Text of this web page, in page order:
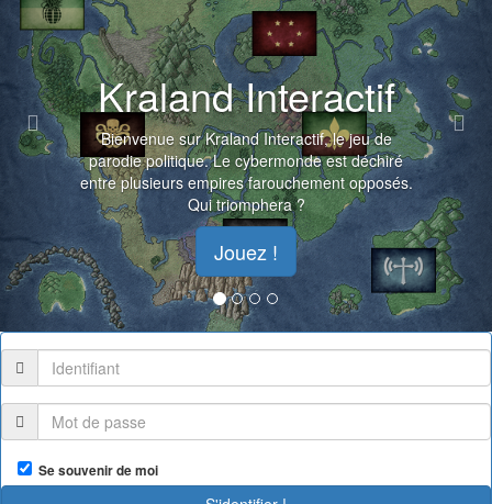
Kraland Interactif
Bienvenue sur Kraland Interactif, le jeu de
parodie politique. Le cybermonde est déchiré
entre plusieurs empires farouchement opposés.
Qui triomphera ?
Jouez !
Se souvenir de moi